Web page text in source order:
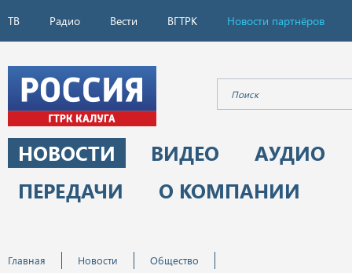
ТВ Радио Вести ВГТРК Новости партнёров
НОВОСТИ ВИДЕО
АУДИО
ПЕРЕДАЧИ
О КОМПАНИИ
Главная Новости
Общество